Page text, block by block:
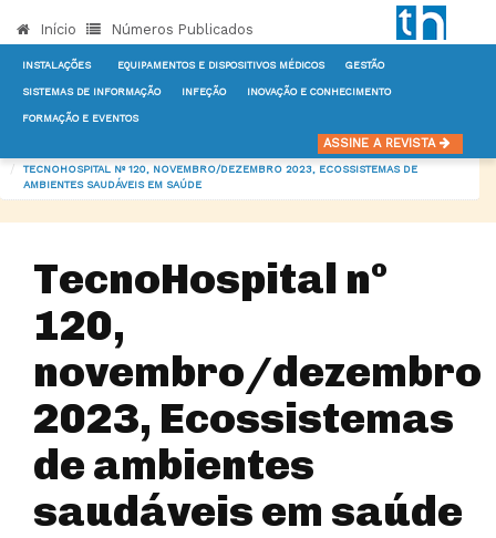
Início Números Publicados
INSTALAÇÕES EQUIPAMENTOS E DISPOSITIVOS MÉDICOS GESTÃO
SISTEMAS DE INFORMAÇÃO INFEÇÃO INOVAÇÃO E CONHECIMENTO
FORMAÇÃO E EVENTOS
ASSINE A REVISTA
TECNOHOSPITAL Nº 120, NOVEMBRO/DEZEMBRO 2023, ECOSSISTEMAS DE
AMBIENTES SAUDÁVEIS EM SAÚDE
TecnoHospital nº
120,
novembro/dezembro
2023, Ecossistemas
de ambientes
saudáveis em saúde